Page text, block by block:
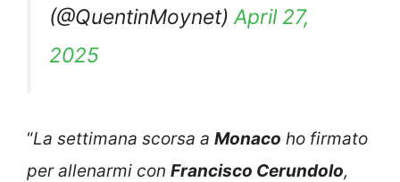
(@QuentinMoynet)April 27,
2025
“La settimana scorsa a Monaco ho firmato
per allenarmi con Francisco Cerundolo,